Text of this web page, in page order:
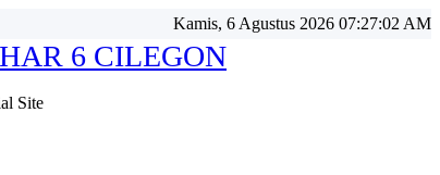
Kamis, 6 Agustus 2026 07:27:03 AM
6 CILEGON
Site